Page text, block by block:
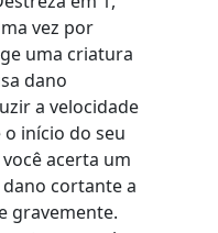
vez por
uma criatura
dano
a velocidade
início do seu
acerta um
cortante a
gravemente.